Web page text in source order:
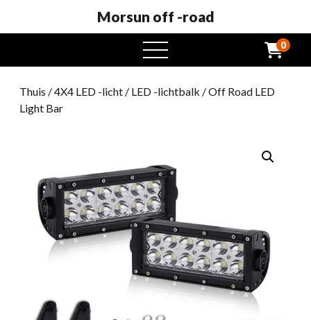
Morsun off -road
Open
het
0
Thuis /4X4 LED -licht / LED -lichtbalk / Off Road LED
Light Bar